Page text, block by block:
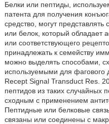
Белки или пептиды,
патента для получения
средство, могут
или белок, который обладает
или соответствующего
принадлежать к семейству
можно выделять способами,
используемыми для фагового
Recept Signal Transduct Res.
пептидов из таких случайных
сходным с применением
Пептидные или белковые
связаны или соединены с